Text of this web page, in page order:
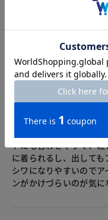
いし 涼しいので 簡単
Tommy 身長155cm
カラー：ライトグレー
ライトグレー、９号を購
涼しげで何にでも合わ
トにも合わせやすく、
に着られるし、出しても
シワになりやすいので
ンがかけづらいのが気に